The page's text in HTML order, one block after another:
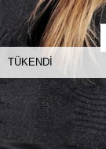
TÜKENDI